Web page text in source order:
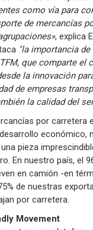
como vía para
de mercancías
, explica
"la importancia
que comparte el
la innovación
de empresas
la calidad del
por carretera
económico,
pieza
En nuestro país, el
en camión -en
de nuestras
por carretera.
Movement